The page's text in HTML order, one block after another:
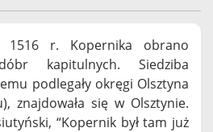
r. Kopernika obrano
kapitulnych. Siedziba
podlegały okręgi Olsztyna
znajdowała się w Olsztynie.
“Kopernik był tam już